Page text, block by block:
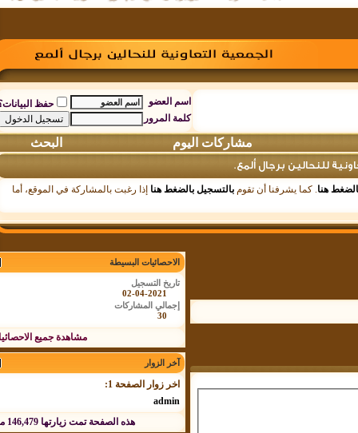
اسم العضو
حفظ البيانات؟
كلمة المرور
مشاركات اليوم البحث
للنحالين برجال ألمع.
هنا. كما يشرفنا أن تقومبالتسجيل بالضغط هناإذا رغبت بالمشاركة في الموقع، أما
الاحصائيات البسيطة
تاريخ التسجيل
02-04-2021
إجمالي المشاركات
مشاهدة جميع الاحصائيات
آخر الزوار
اخر زوار الصفحة 1:
admin
هذه الصفحة تمت زيارتها146,479مرة